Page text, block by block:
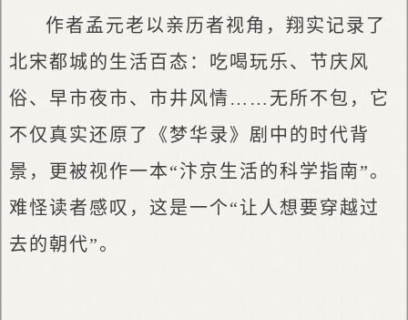
作者孟元老以亲历者视角，翔实记录了
北宋都城的生活百态：吃喝玩乐、节庆风
俗、早市夜市、市井风情……无所不包，它
不仅真实还原了《梦华录》剧中的时代背
景，更被视作一本“汴京生活的科学指南”。
难怪读者感叹，这是一个“让人想要穿越过
去的朝代”。